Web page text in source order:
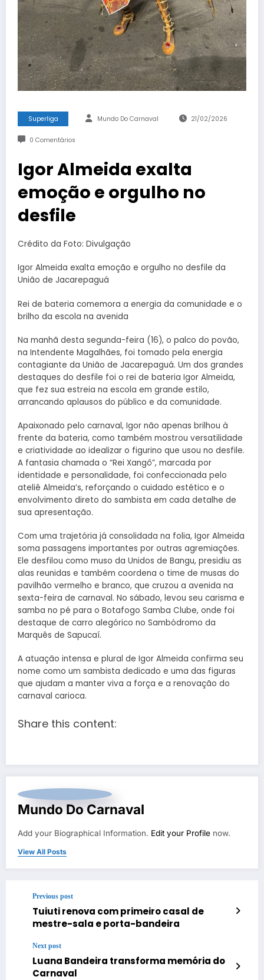
Superliga Mundo Do Carnaval 21/02/2026
0 Comentários
Igor Almeida exalta
emoção e orgulho no
desfile
Crédito da Foto: Divulgação
Igor Almeida exalta emoção e orgulho no desfile da
União de Jacarepaguá
Rei de bateria comemora a energia da comunidade e o
brilho da escola na avenida
Na manhã desta segunda-feira (16), o palco do povão,
na Intendente Magalhães, foi tomado pela energia
contagiante da União de Jacarepaguá. Um dos grandes
destaques do desfile foi o rei de bateria Igor Almeida,
que fez sua estreia na escola em grande estilo,
arrancando aplausos do público e da comunidade.
Apaixonado pelo carnaval, Igor não apenas brilhou à
frente da bateria, como também mostrou versatilidade
e criatividade ao idealizar o figurino que usou no desfile.
A fantasia chamada o “Rei Xangô”, marcada por
identidade e personalidade, foi confeccionada pelo
ateliê Almeida’s, reforçando o cuidado estético e o
envolvimento direto do sambista em cada detalhe de
sua apresentação.
Com uma trajetória já consolidada na folia, Igor Almeida
soma passagens importantes por outras agremiações.
Ele desfilou como muso da Unidos de Bangu, presidiu as
alas reunidas e também coordena o time de musas do
pavilhão vermelho e branco, que cruzou a avenida na
sexta-feira de carnaval. No sábado, levou seu carisma e
samba no pé para o Botafogo Samba Clube, onde foi
destaque de carro alegórico no Sambódromo da
Marquês de Sapucaí.
A atuação intensa e plural de Igor Almeida confirma seu
nome como um sambista dedicado e uma das figuras
que ajudam a manter viva a força e a renovação do
carnaval carioca.
Share this content:
Mundo Do Carnaval
Add your Biographical Information. Edit your Profile now.
View All Posts
Previous post
Tuiuti renova com primeiro casal de
mestre-sala e porta-bandeira
Next post
Luana Bandeira transforma memória do
Carnaval